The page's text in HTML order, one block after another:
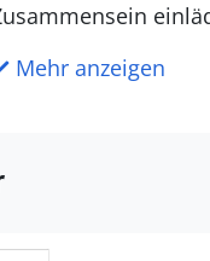
Meer ein.
diejenigen, die
Mehr anzeigen